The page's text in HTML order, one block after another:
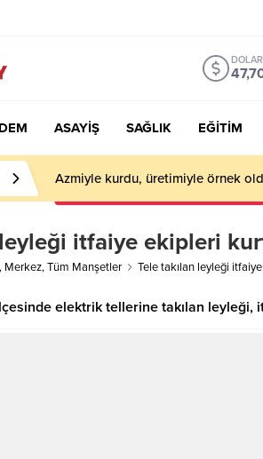
DOLAR
ASAYİŞ SAĞLIK EĞİTİM
Azmiyle kurdu, üretimiyle örnek
itfaiye ekipleri
, Merkez,Tüm Manşetler Tele takılan leyleği
ilçesinde elektrik tellerine takılan